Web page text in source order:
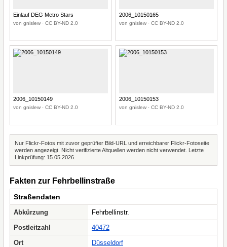
Einlauf DEG Metro Stars
von gnislew · CC BY-ND 2.0
2006_10150165
von gnislew · CC BY-ND 2.0
2006_10150149
von gnislew · CC BY-ND 2.0
2006_10150153
von gnislew · CC BY-ND 2.0
Nur Flickr-Fotos mit zuvor geprüfter Bild-URL und erreichbarer Flickr-Fotoseite
werden angezeigt. Nicht verifizierte Altquellen werden nicht verwendet. Letzte
Linkprüfung: 15.05.2026.
Fakten zur Fehrbellinstraße
Straßendaten
Abkürzung
Fehrbellinstr.
Postleitzahl
40472
Ort
Düsseldorf